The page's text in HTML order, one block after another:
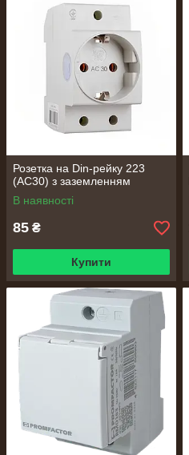
Розетка на Din-рейку 223
(AC30) з заземленням
В наявності
85 ₴
Купити